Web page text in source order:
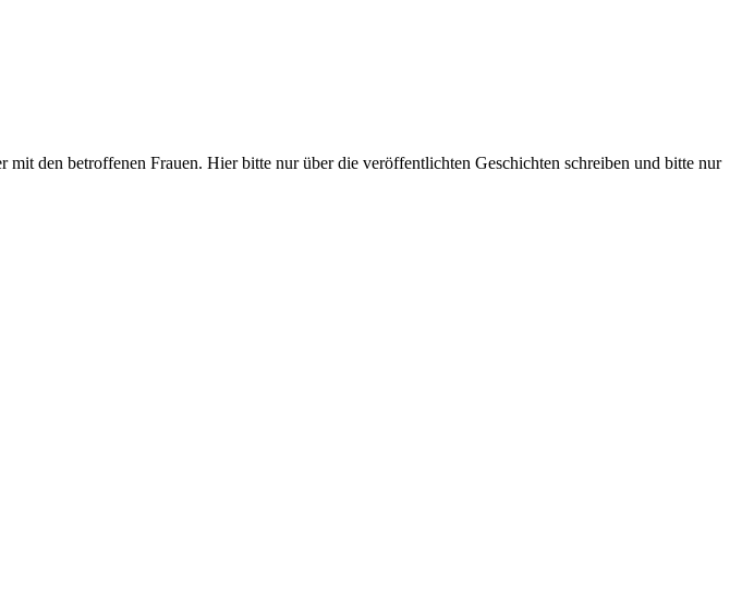
den betroffenen Frauen. Hier bitte nur über die veröffentlichten Geschichten schreiben und bitte nur